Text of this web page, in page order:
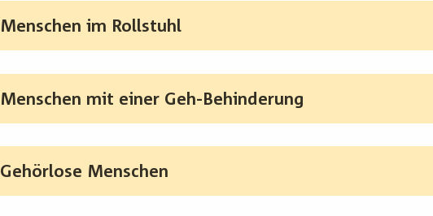
Menschen im Rollstuhl
Menschen mit einer Geh-Behinderung
Gehörlose Menschen